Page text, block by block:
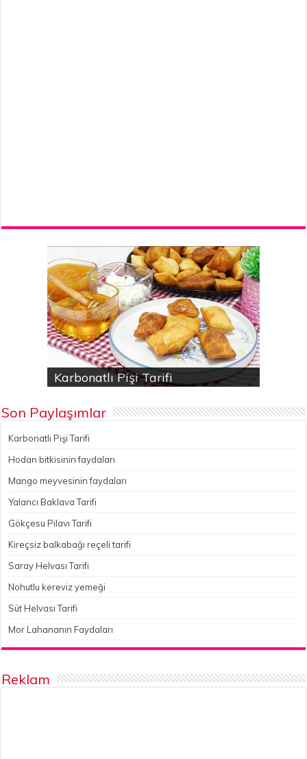
Karbonatlı Pişi Tarifi
Hodan bitkisinin faydaları
Yalancı Baklava Tarifi
Gökçesu Pilavı Tarifi
Nohutlu kereviz yemeği
Son Paylaşımlar
Karbonatlı Pişi Tarifi
Hodan bitkisinin faydaları
Mango meyvesinin faydaları
Yalancı Baklava Tarifi
Gökçesu Pilavı Tarifi
Kireçsiz balkabağı reçeli tarifi
Saray Helvası Tarifi
Nohutlu kereviz yemeği
Süt Helvası Tarifi
Mor Lahananın Faydaları
Reklam